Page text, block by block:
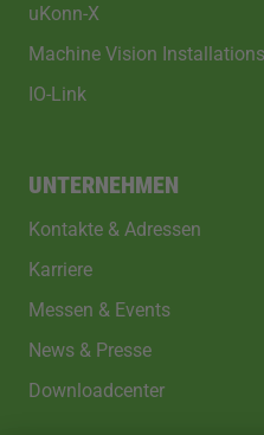
uKonn-X
Machine Vision
IO-Link
UNTERNEHMEN
Kontakte & Adressen
Karriere
Messen & Events
News & Presse
Downloadcenter